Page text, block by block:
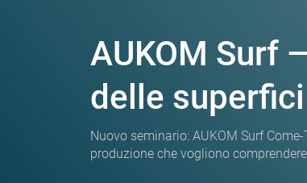
AUKOM Surf
delle superfici
Nuovo seminario: AUKOM Surf
produzione che vogliono